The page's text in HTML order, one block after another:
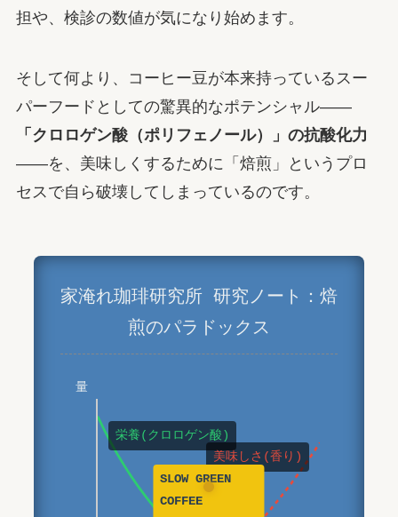
担や、検診の数値が気になり始めます。
そして何より、コーヒー豆が本来持っているスー
パーフードとしての驚異的なポテンシャル——
「クロロゲン酸（ポリフェノール）」の抗酸化力
——を、美味しくするために「焙煎」というプロ
セスで自ら破壊してしまっているのです。
家淹れ珈琲研究所 研究ノート：焙
煎のパラドックス
量
美味しさ(香り)
栄養(クロロゲン酸)
SLOW GREEN
COFFEE